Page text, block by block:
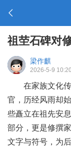
祖茔石碑对
梁作麒
2026-5-9
在家族文化传
官，历经风雨却
些矗立在祖先安
部分，更是修撰
文字与符号，为